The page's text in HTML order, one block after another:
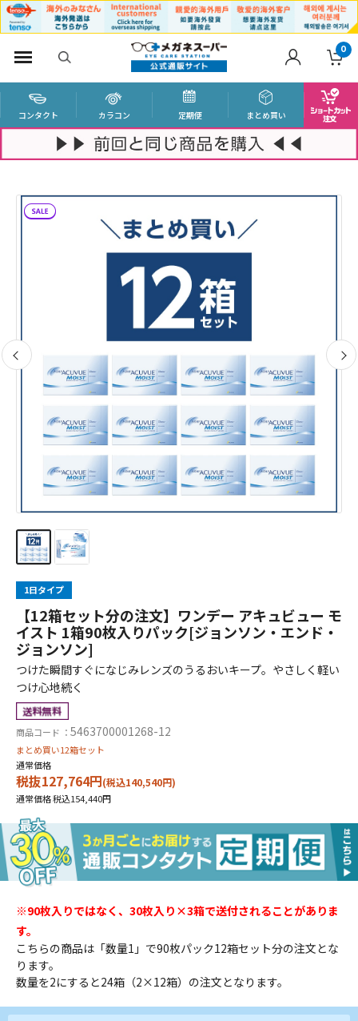
0
コンタクト カラコン 定期便 まとめ買い
1日タイプ
【12箱セット分の注文】ワンデー アキュビュー モ
イスト 1箱90枚入りパック[ジョンソン・エンド・
ジョンソン]
つけた瞬間すぐになじみレンズのうるおいキープ。やさしく軽い
つけ心地続く
商品コード ： 5463700001268-12
まとめ買い12箱セット
通常価格
税抜127,764円(税込140,540円)
通常価格 税込154,440円
※90枚入りではなく、30枚入り×3箱で送付されることがありま
す。
こちらの商品は「数量1」で90枚パック12箱セット分の注文とな
ります。
数量を2にすると24箱（2×12箱）の注文となります。